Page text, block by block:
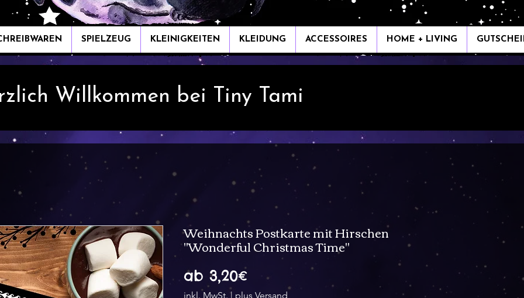
SPIELZEUG KLEINIGKEITEN KLEIDUNG ACCESSOIRES HOME + LIVING
Willkommen bei Tiny Tami
Weihnachts Postkarte mit Hirschen
"Wonderful Christmas Time"
ab 3,20€Sale-
Preis
inkl. MwSt. | plus Versand